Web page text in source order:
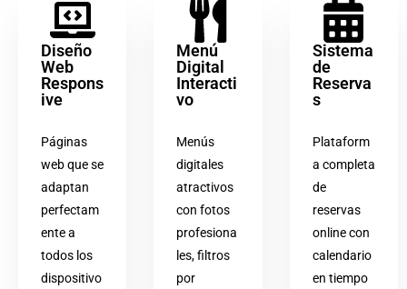
Diseño
Web
Respons
ive
Páginas
web que se
adaptan
perfectam
ente a
todos los
dispositivo
Menú
Digital
Interacti
vo
Menús
digitales
atractivos
con fotos
profesiona
les, filtros
por
Sistema
de
Reserva
s
Plataform
a completa
de
reservas
online con
calendario
en tiempo